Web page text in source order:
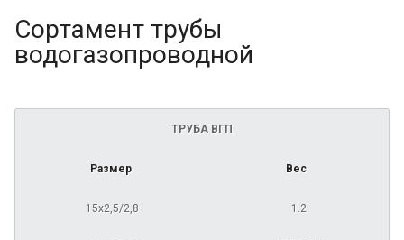
Сортамент трубы
водогазопроводной
ТРУБА ВГП
Размер Вес
15х2,5/2,8 1.2